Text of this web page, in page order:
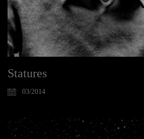
Statures
03/2014